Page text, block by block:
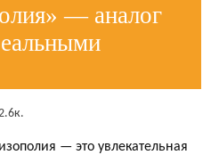
— аналог
— это увлекательная